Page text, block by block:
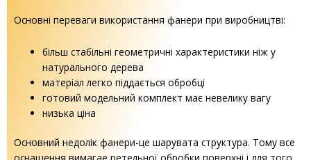
Основні переваги використання фанери при виробництві:
більш стабільні геометричні характеристики ніж у
натурального дерева
матеріал легко піддається обробці
готовий модельний комплект має невелику вагу
низька ціна
Основний недолік фанери-це шарувата структура. Тому все